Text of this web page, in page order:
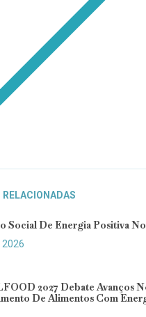
RELACIONADAS
Social De Energia Positiva
2027 Debate Avanços
De Alimentos Com